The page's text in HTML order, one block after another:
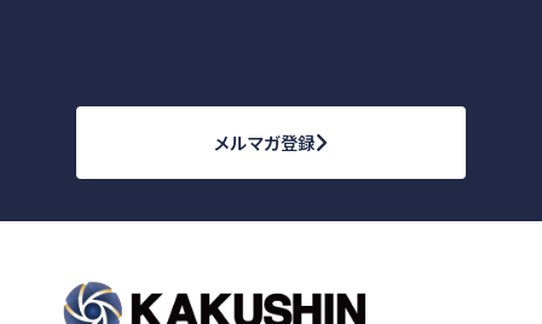
メルマガ登録